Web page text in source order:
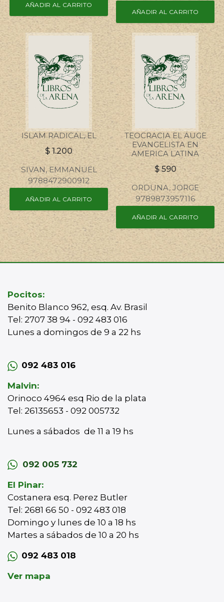
AÑADIR AL CARRITO
AÑADIR AL CARRITO
ISLAM RADICAL, EL
$ 1.200
SIVAN, EMMANUEL
9788472900912
AÑADIR AL CARRITO
TEOCRACIA EL AUGE
EVANGELISTA EN
AMERICA LATINA
$590
ORDUNA, JORGE
9789873957116
AÑADIR AL CARRITO
Pocitos:
Benito Blanco 962, esq. Av. Brasil
Tel: 2707 38 94 - 092 483 016
Lunes a domingos de 9 a 22 hs
092 483 016
Malvin:
Orinoco 4964 esq Rio de la plata
Tel: 26135653 - 092 005732
Lunes a sábados de 11 a 19 hs
092 005 732
El Pinar:
Costanera esq. Perez Butler
Tel: 2681 66 50 - 092 483 018
Domingo y lunes de 10 a 18 hs
Martes a sábados de 10 a 20 hs
092 483 018
Ver mapa